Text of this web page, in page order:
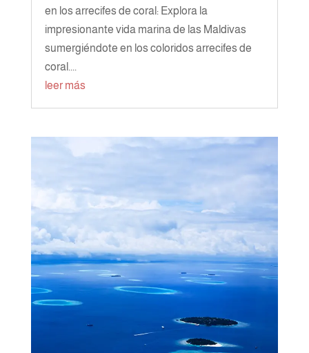
en los arrecifes de coral: Explora la
impresionante vida marina de las Maldivas
sumergiéndote en los coloridos arrecifes de
coral....
leer más